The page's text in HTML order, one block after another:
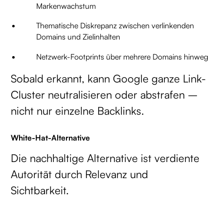
Markenwachstum
Thematische Diskrepanz zwischen verlinkenden
Domains und Zielinhalten
Netzwerk-Footprints über mehrere Domains hinweg
Sobald erkannt, kann Google ganze Link-
Cluster neutralisieren oder abstrafen –
nicht nur einzelne Backlinks.
White-Hat-Alternative
Die nachhaltige Alternative ist verdiente
Autorität durch Relevanz und
Sichtbarkeit.